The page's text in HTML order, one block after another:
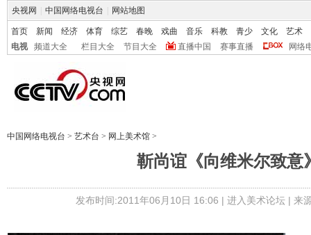
央视网 中国网络电视台 网站地图
首页 新闻 经济 体育 综艺 春晚 戏曲 音乐 科教 青少 文化
艺术
电视
频道大全 栏目大全 节目大全 直播中国 赛事直播 网络
中国网络电视台 > 艺术台 > 网上美术馆 >
靳尚谊《向维米尔致意
发布时间:2011年06月10日 16:06 | 进入美术论坛| 来